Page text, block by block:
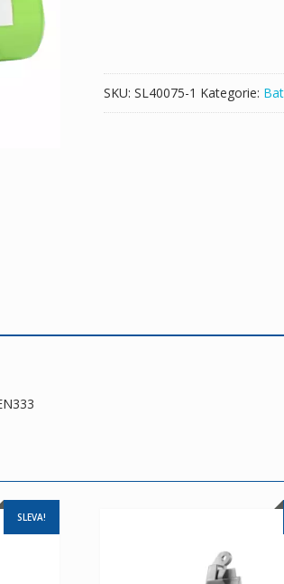
SKU: SL40075-1 Kategorie:
SLEVA!